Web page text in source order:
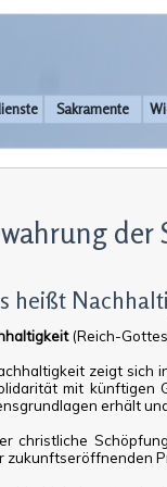
Sakramente
der
heißt
(Reich-
zeigt sich
mit künftigen
erhält
christliche
zukunftseröffnenden